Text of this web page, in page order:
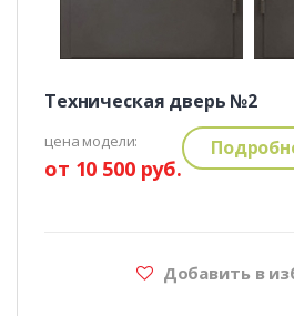
Техническая дверь №2
цена модели:
от 10 500 руб.
Добавить в